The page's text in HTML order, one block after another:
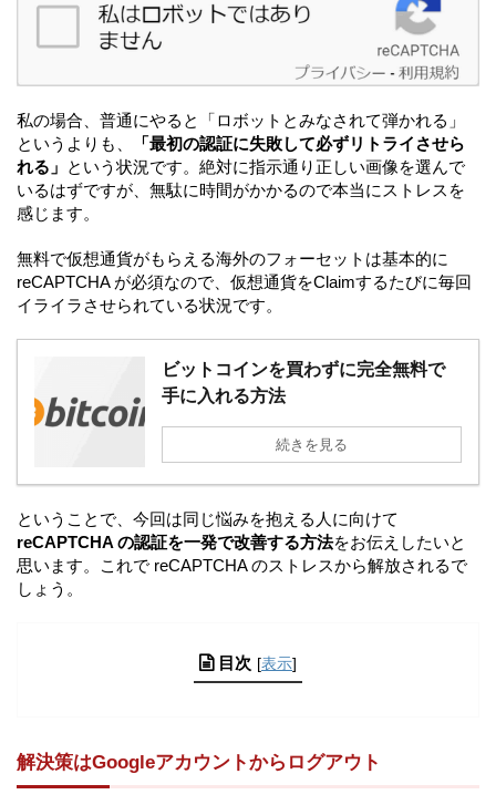
私の場合、普通にやると「ロボットとみなされて弾かれる」
というよりも、
「最初の認証に失敗して必ずリトライさせら
れる」 という状況です。絶対に指示通り正しい画像を選んで
いるはずですが、無駄に時間がかかるので本当にストレスを
感じます。
無料で仮想通貨がもらえる海外のフォーセットは基本的に
reCAPTCHA が必須なので、仮想通貨をClaimするたびに毎回
イライラさせられている状況です。
ビットコインを買わずに完全無料で
手に入れる方法
続きを見る
ということで、今回は同じ悩みを抱える人に向けて
reCAPTCHA の認証を一発で改善する方法をお伝えしたいと
思います。これで reCAPTCHA のストレスから解放されるで
しょう。
目次 [表示]
解決策はGoogleアカウントからログアウト